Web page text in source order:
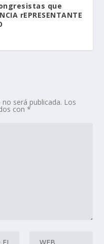
que
rEPRESENTANTE
será publicada. Los
con*